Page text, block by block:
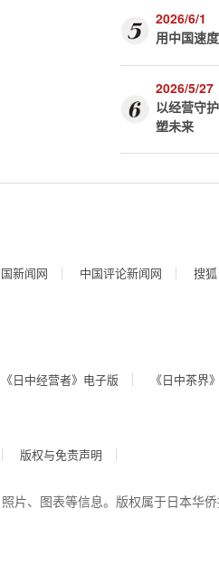
2026/6/1
用中国速
2026/5/27
以经营守
塑未来
新闻网 中国评论新闻网 搜狐
《日中经营者》电子版 《日中茶界
版权与免责声明
片、图表等信息。版权属于日本华侨